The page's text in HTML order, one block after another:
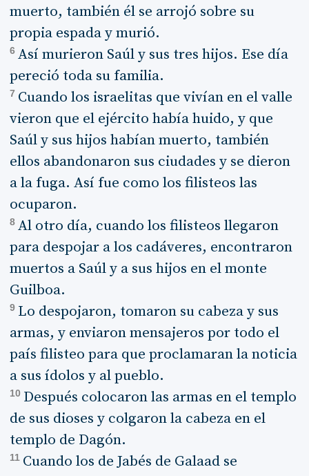
muerto, también él se arrojó sobre su
propia espada y murió.
6 Así murieron Saúl y sus tres hijos. Ese día
pereció toda su familia.
7 Cuando los israelitas que vivían en el valle
vieron que el ejército había huido, y que
Saúl y sus hijos habían muerto, también
ellos abandonaron sus ciudades y se dieron
a la fuga. Así fue como los filisteos las
ocuparon.
8 Al otro día, cuando los filisteos llegaron
para despojar a los cadáveres, encontraron
muertos a Saúl y a sus hijos en el monte
Guilboa.
9 Lo despojaron, tomaron su cabeza y sus
armas, y enviaron mensajeros por todo el
país filisteo para que proclamaran la noticia
a sus ídolos y al pueblo.
10 Después colocaron las armas en el templo
de sus dioses y colgaron la cabeza en el
templo de Dagón.
11 Cuando los de Jabés de Galaad se